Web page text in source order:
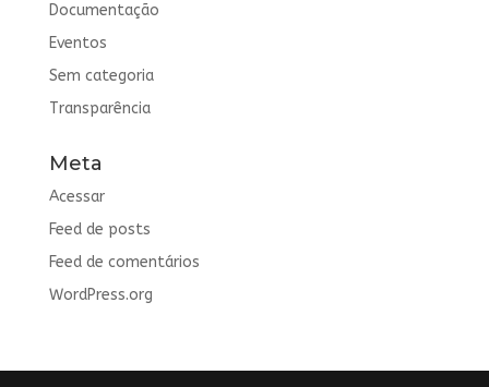
Documentação
Eventos
Sem categoria
Transparência
Meta
Acessar
Feed de posts
Feed de comentários
WordPress.org